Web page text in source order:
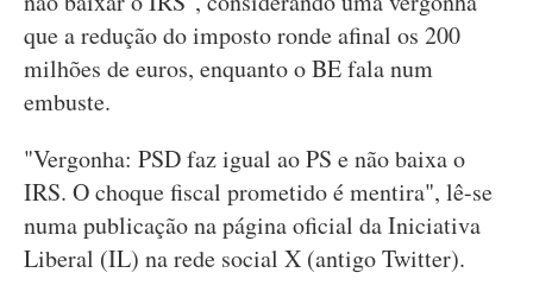
que a redução do imposto ronde afinal os 200
milhões de euros, enquanto o BE fala num
embuste.
"Vergonha: PSD faz igual ao PS e não baixa o
IRS. O choque fiscal prometido é mentira", lê-se
numa publicação na página oficial da Iniciativa
Liberal (IL) na rede social X (antigo Twitter).